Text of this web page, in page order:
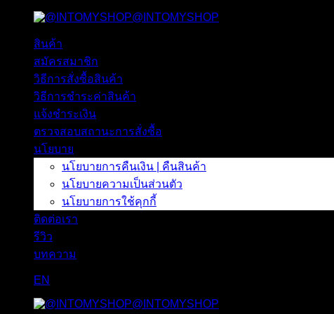
เนื้อหา
@INTOMYSHOP
สินค้า
สมัครสมาชิก
วิธีการสั่งซื้อสินค้า
วิธีการชำระค่าสินค้า
แจ้งชำระเงิน
ตรวจสอบสถานะการสั่งซื้อ
นโยบาย
นโยบายการคืนเงิน | คืนสินค้า
นโยบายความเป็นส่วนตัว
นโยบายการใช้คุกกี้
ติดต่อเรา
รีวิว
บทความ
EN
@INTOMYSHOP